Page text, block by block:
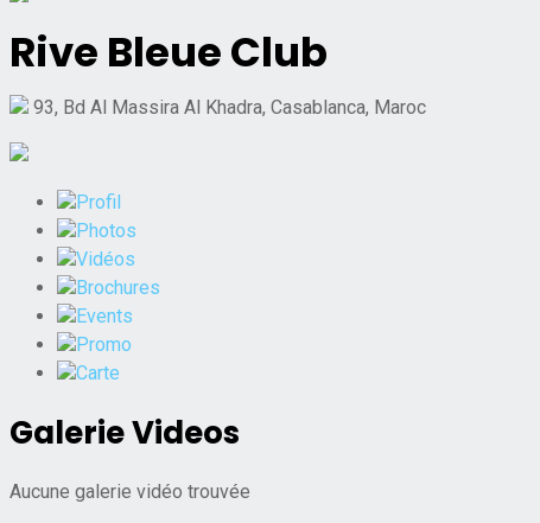
Rive Bleue Club
93, Bd Al Massira Al Khadra, Casablanca, Maroc
Profil
Photos
Vidéos
Brochures
Events
Promo
Carte
Galerie Videos
Aucune galerie vidéo trouvée